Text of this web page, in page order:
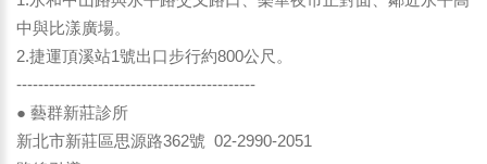
中與比漾廣場。
2.捷運頂溪站1號出口步行約800公尺。
--------------------------------------------
● 藝群新莊診所
新北市新莊區思源路362號 02-2990-2051